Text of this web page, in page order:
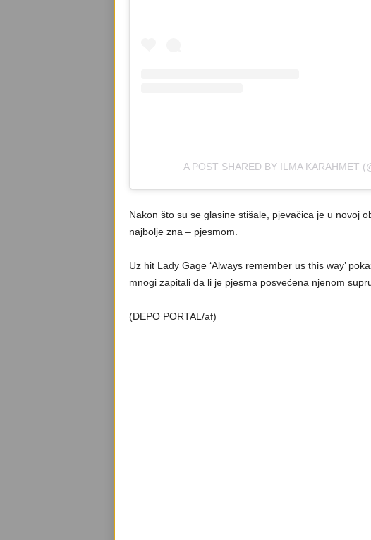
A POST SHARED BY ILMA KARAHMET
Nakon što su se glasine stišale, pjevačica je u novoj
najbolje zna – pjesmom.
Uz hit Lady Gage ‘Always remember us this way’
mnogi zapitali da li je pjesma posvećena njenom
(DEPO PORTAL/af)